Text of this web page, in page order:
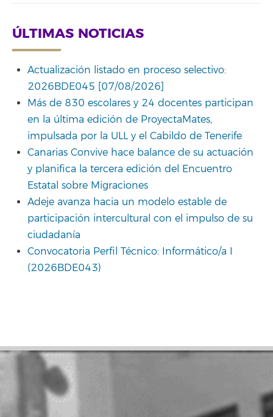
ÚLTIMAS NOTICIAS
Actualización listado en proceso selectivo:
2026BDE045 [07/08/2026]
Más de 830 escolares y 24 docentes participan
en la última edición de ProyectaMates,
impulsada por la ULL y el Cabildo de Tenerife
Canarias Convive hace balance de su actuación
y planifica la tercera edición del Encuentro
Estatal sobre Migraciones
Adeje avanza hacia un modelo estable de
participación intercultural con el impulso de su
ciudadanía
Convocatoria Perfil Técnico: Informático/a I
(2026BDE043)